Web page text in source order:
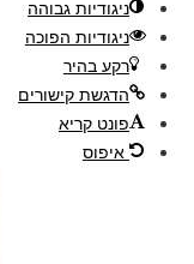
ניגודיות גבוהה
ניגודיות הפוכה
רקע בהיר
הדגשת קישורים
פונט קריא
איפוס
דילוג